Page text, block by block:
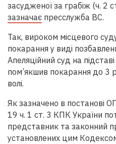
засудженої за грабіж (ч. 2
зазначає пресслужба ВС.
Так, вироком місцевого
покарання у виді
Апеляційний суд на
пом’якшив покарання до 3
волі.
Як зазначено в постанові
19 ч. 1 ст. 3 КПК України
представник та законний
установлених цим